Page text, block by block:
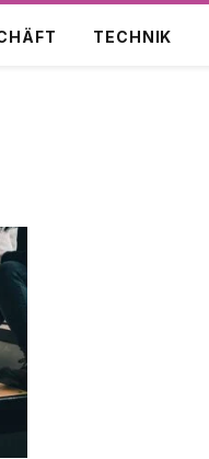
TECHNIK